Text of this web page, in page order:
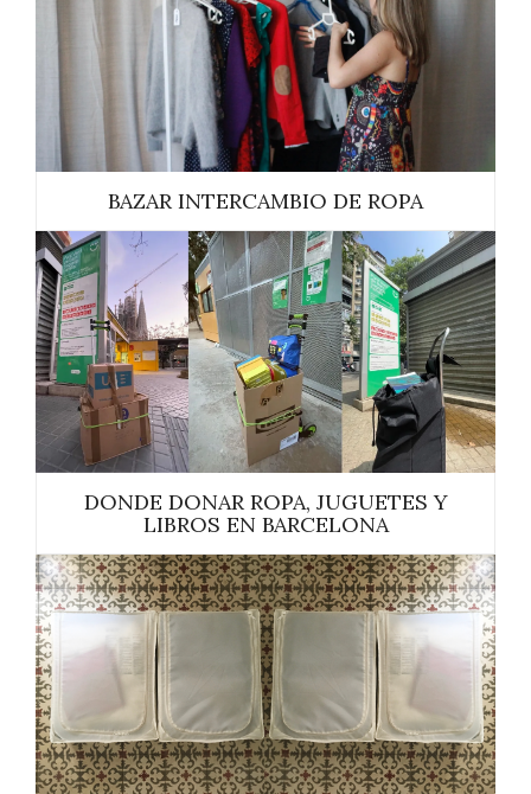
BAZAR INTERCAMBIO DE ROPA
DONDE DONAR ROPA, JUGUETES Y
LIBROS EN BARCELONA